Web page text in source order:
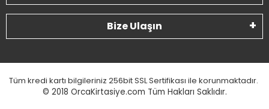
Bize Ulaşın
Tüm kredi kartı bilgileriniz 256bit SSL Sertifikası ile korunmaktadır.
© 2018 OrcaKirtasiye.com Tüm Hakları Saklıdır.